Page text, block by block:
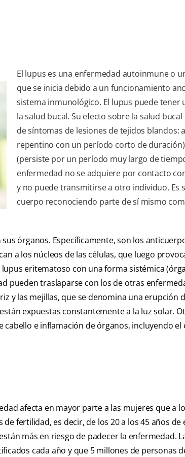
El lupus es una enfermedad autoinmune o
que se inicia debido a un funcionamiento
sistema inmunológico. El lupus puede tener
la salud bucal. Su efecto sobre la salud
de síntomas de lesiones de tejidos blandos:
repentino con un período corto de
(persiste por un período muy largo de
enfermedad no se adquiere por contacto
y no puede transmitirse a otro individuo. Es
cuerpo reconociendo parte de sí mismo
órganos. Específicamente, son los
a los núcleos de las células, que luego
eritematoso con una forma sistémica
pueden traslaparse con los de otras
y las mejillas, que se denomina una erupción
expuestas constantemente a la luz solar.
e inflamación de órganos, incluyendo el
afecta en mayor parte a las mujeres que a
fertilidad, es decir, de los 20 a los 45 años de
más en riesgo de padecer la enfermedad.
cada año y que 5 millones de personas